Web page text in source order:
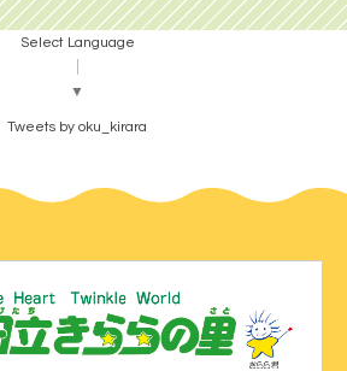
Select Language
▼
Tweets by oku_kirara